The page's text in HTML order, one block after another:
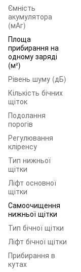
Ємність
акумулятора
(мАг)
Площа
прибирання на
одному заряді
(м²)
Рівень шуму (дБ)
Кількість бічних
щіток
Подолання
порогів
Регулювання
кліренсу
Тип нижньої
щітки
Ліфт основної
щітки
Самоочищення
нижньої щітки
Тип бічної щітки
Ліфт бічної щітки
Прибирання в
кутах